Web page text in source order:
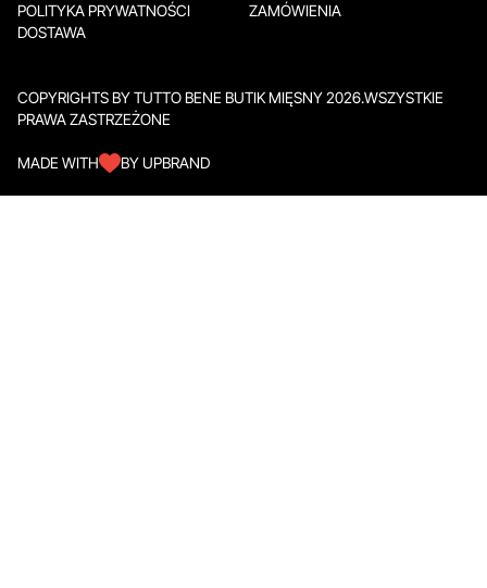
POLITYKA PRYWATNOŚCI
DOSTAWA
ZAMÓWIENIA
COPYRIGHTS BY TUTTO BENE BUTIK MIĘSNY 2026.WSZYSTKIE
PRAWA ZASTRZEŻONE
MADE WITH BY UPBRAND